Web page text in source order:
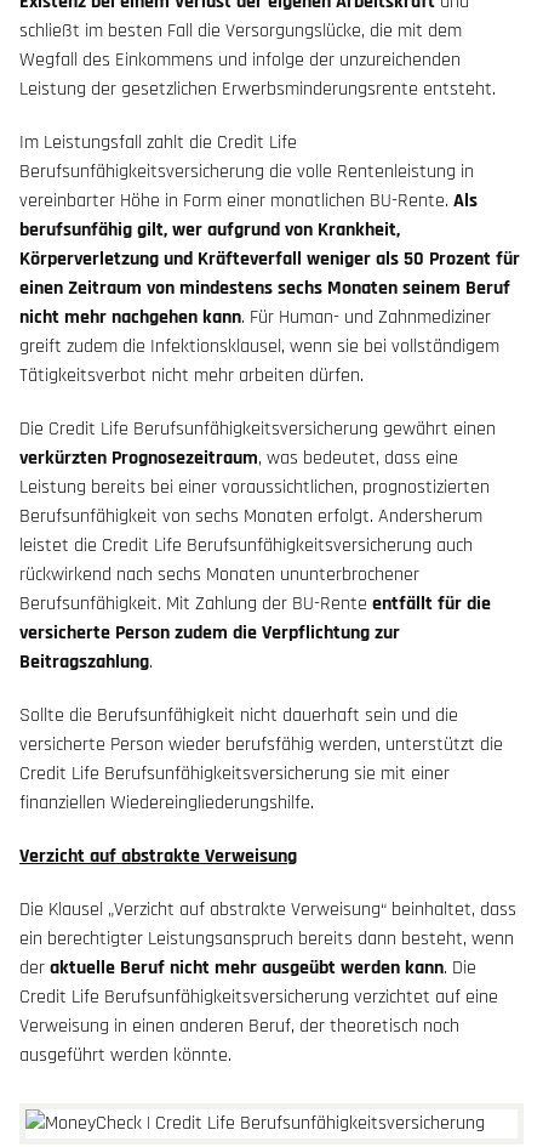
schließt im besten Fall die Versorgungslücke, die mit dem
Wegfall des Einkommens und infolge der unzureichenden
Leistung der gesetzlichen Erwerbsminderungsrente entsteht.
Im Leistungsfall zahlt die Credit Life
Berufsunfähigkeitsversicherung die volle Rentenleistung in
vereinbarter Höhe in Form einer monatlichen BU-Rente. Als
berufsunfähig gilt, wer aufgrund von Krankheit,
Körperverletzung und Kräfteverfall weniger als 50 Prozent für
einen Zeitraum von mindestens sechs Monaten seinem Beruf
nicht mehr nachgehen kann. Für Human- und Zahnmediziner
greift zudem die Infektionsklausel, wenn sie bei vollständigem
Tätigkeitsverbot nicht mehr arbeiten dürfen.
Die Credit Life Berufsunfähigkeitsversicherung gewährt einen
verkürzten Prognosezeitraum, was bedeutet, dass eine
Leistung bereits bei einer voraussichtlichen, prognostizierten
Berufsunfähigkeit von sechs Monaten erfolgt. Andersherum
leistet die Credit Life Berufsunfähigkeitsversicherung auch
rückwirkend nach sechs Monaten ununterbrochener
Berufsunfähigkeit. Mit Zahlung der BU-Rente entfällt für die
versicherte Person zudem die Verpflichtung zur
Beitragszahlung.
Sollte die Berufsunfähigkeit nicht dauerhaft sein und die
versicherte Person wieder berufsfähig werden, unterstützt die
Credit Life Berufsunfähigkeitsversicherung sie mit einer
finanziellen Wiedereingliederungshilfe.
Verzicht auf abstrakte Verweisung
Die Klausel „Verzicht auf abstrakte Verweisung“ beinhaltet, dass
ein berechtigter Leistungsanspruch bereits dann besteht, wenn
deraktuelle Beruf nicht mehr ausgeübt werden kann. Die
Credit Life Berufsunfähigkeitsversicherung verzichtet auf eine
Verweisung in einen anderen Beruf, der theoretisch noch
ausgeführt werden könnte.